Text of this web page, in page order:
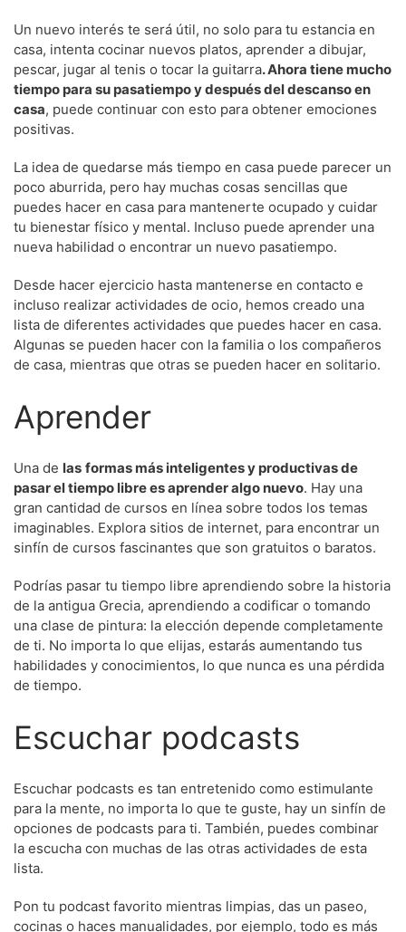
Un nuevo interés te será útil, no solo para tu estancia en
casa, intenta cocinar nuevos platos, aprender a dibujar,
pescar, jugar al tenis o tocar la guitarra. Ahora tiene mucho
tiempo para su pasatiempo y después del descanso en
casa, puede continuar con esto para obtener emociones
positivas.
La idea de quedarse más tiempo en casa puede parecer un
poco aburrida, pero hay muchas cosas sencillas que
puedes hacer en casa para mantenerte ocupado y cuidar
tu bienestar físico y mental. Incluso puede aprender una
nueva habilidad o encontrar un nuevo pasatiempo.
Desde hacer ejercicio hasta mantenerse en contacto e
incluso realizar actividades de ocio, hemos creado una
lista de diferentes actividades que puedes hacer en casa.
Algunas se pueden hacer con la familia o los compañeros
de casa, mientras que otras se pueden hacer en solitario.
Aprender
Una de las formas más inteligentes y productivas de
pasar el tiempo libre es aprender algo nuevo. Hay una
gran cantidad de cursos en línea sobre todos los temas
imaginables. Explora sitios de internet, para encontrar un
sinfín de cursos fascinantes que son gratuitos o baratos.
Podrías pasar tu tiempo libre aprendiendo sobre la historia
de la antigua Grecia, aprendiendo a codificar o tomando
una clase de pintura: la elección depende completamente
de ti. No importa lo que elijas, estarás aumentando tus
habilidades y conocimientos, lo que nunca es una pérdida
de tiempo.
Escuchar podcasts
Escuchar podcasts es tan entretenido como estimulante
para la mente, no importa lo que te guste, hay un sinfín de
opciones de podcasts para ti. También, puedes combinar
la escucha con muchas de las otras actividades de esta
lista.
Pon tu podcast favorito mientras limpias, das un paseo,
cocinas o haces manualidades, por ejemplo, todo es más